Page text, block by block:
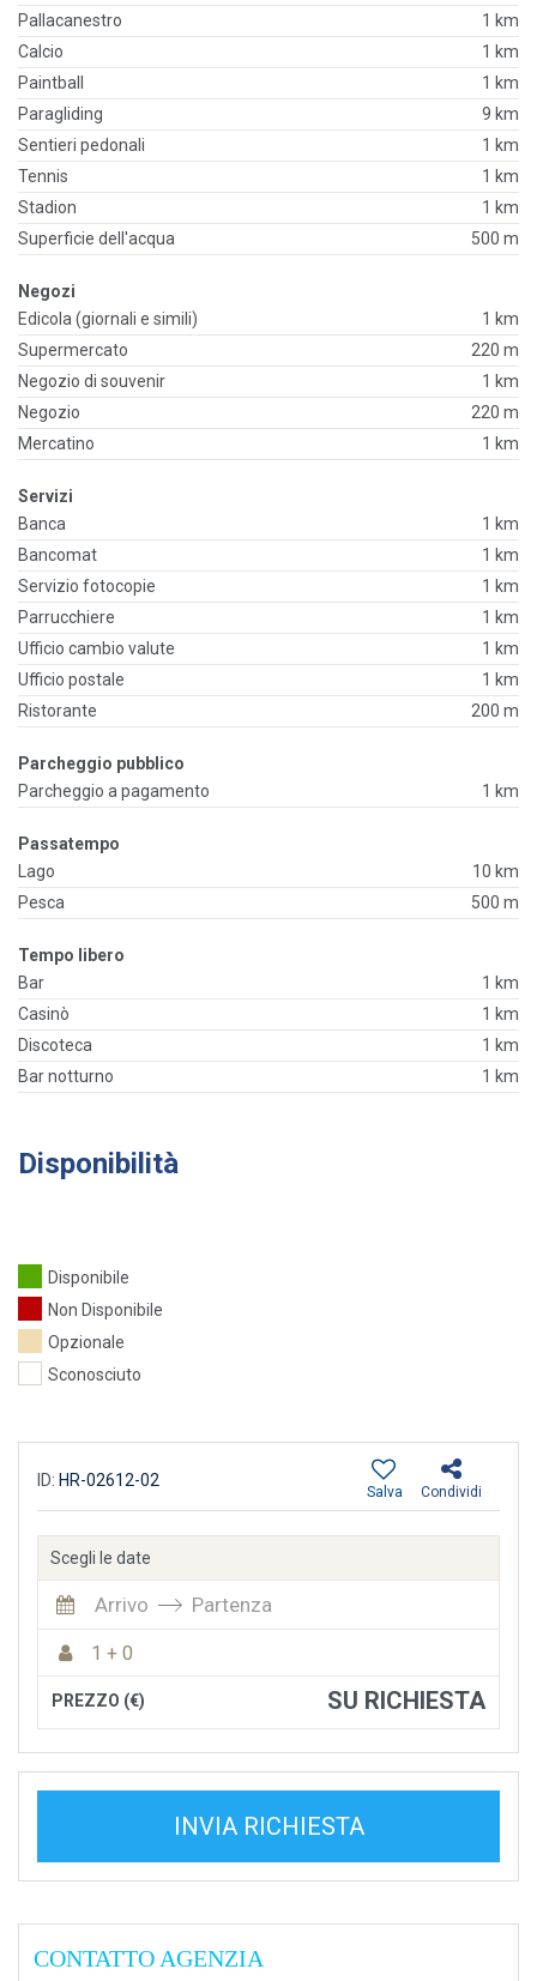
Pallacanestro
1 km
Calcio
1 km
Paintball
1 km
Paragliding
9 km
Sentieri pedonali
1 km
Tennis
1 km
Stadion
1 km
Superficie dell'acqua
500 m
Negozi
Edicola (giornali e simili)
1 km
Supermercato
220 m
Negozio di souvenir
1 km
Negozio
220 m
Mercatino
1 km
Servizi
Banca
1 km
Bancomat
1 km
Servizio fotocopie
1 km
Parrucchiere
1 km
Ufficio cambio valute
1 km
Ufficio postale
1 km
Ristorante
200 m
Parcheggio pubblico
Parcheggio a pagamento
1 km
Passatempo
Lago
10 km
Pesca
500 m
Tempo libero
Bar
1 km
Casinò
1 km
Discoteca
1 km
Bar notturno
1 km
Disponibilità
Disponibile
Non Disponibile
Opzionale
Sconosciuto
ID: HR-02612-02
Condividi
Salva
Scegli le date
Arrivo Partenza
1 + 0
PREZZO (€) SU RICHIESTA
INVIA RICHIESTA
CONTATTO AGENZIA